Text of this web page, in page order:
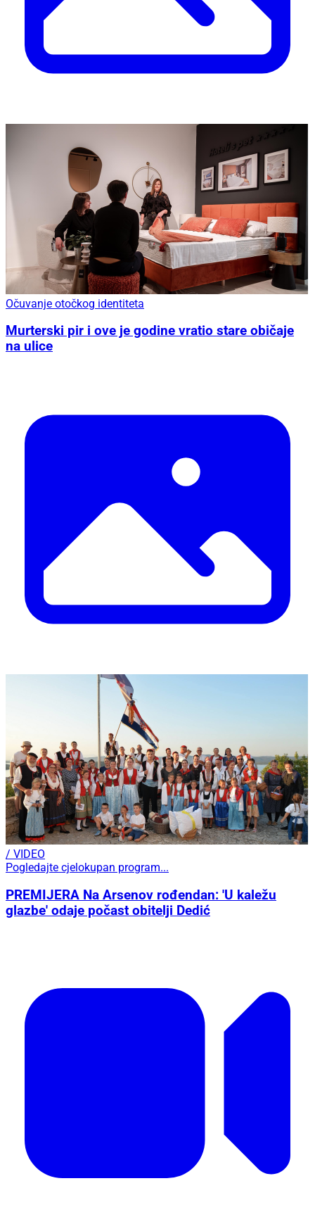
Očuvanje otočkog identiteta
Murterski pir i ove je godine vratio stare običaje
na ulice
/ VIDEO
Pogledajte cjelokupan program...
PREMIJERA Na Arsenov rođendan: 'U kaležu
glazbe' odaje počast obitelji Dedić